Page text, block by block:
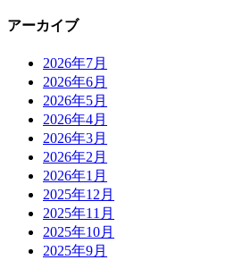
アーカイブ
2026年7月
2026年6月
2026年5月
2026年4月
2026年3月
2026年2月
2026年1月
2025年12月
2025年11月
2025年10月
2025年9月